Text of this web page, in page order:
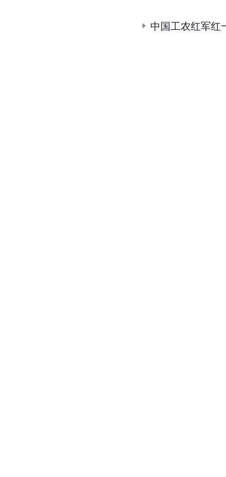
中国工农红军红